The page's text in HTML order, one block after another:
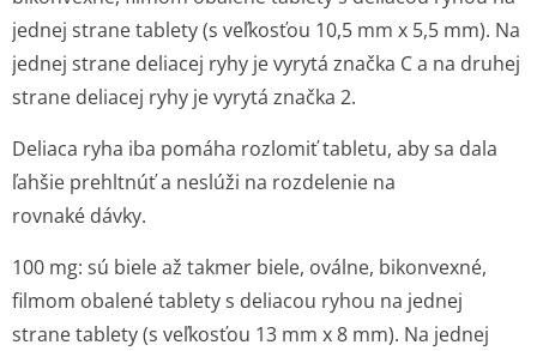
jednej strane tablety (s veľkosťou 10,5 mm x 5,5 mm). Na
jednej strane deliacej ryhy je vyrytá značka C a na druhej
strane deliacej ryhy je vyrytá značka 2.
Deliaca ryha iba pomáha rozlomiť tabletu, aby sa dala
ľahšie prehltnúť a neslúži na rozdelenie na
rovnaké dávky.
100 mg: sú biele až takmer biele, oválne, bikonvexné,
filmom obalené tablety s deliacou ryhou na jednej
strane tablety (s veľkosťou 13 mm x 8 mm). Na jednej